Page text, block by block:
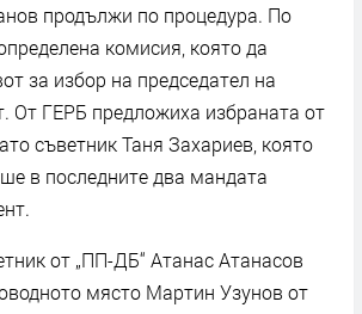
продължи по процедура. По
комисия, която да
за избор на председател на
От ГЕРБ предложиха избраната от
съветник Таня Захариев, която
в последните два мандата
от „ПП-ДБ“ Атанас Атанасов
място Мартин Узунов от